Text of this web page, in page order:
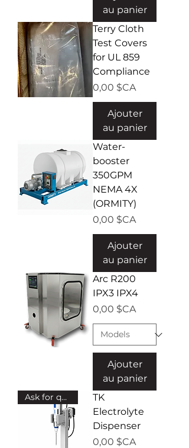
au panier
Terry Cloth
Test Covers
for UL 859
Compliance
Prix
0,00 $CA
Ajouter
au panier
Water-
booster
350GPM
NEMA 4X
(ORMITY)
Prix
0,00 $CA
Ajouter
au panier
Arc R200
IPX3 IPX4
Prix
0,00 $CA
Ajouter
au panier
Ask for quote!
TK
Electrolyte
Dispenser
Prix
0,00 $CA